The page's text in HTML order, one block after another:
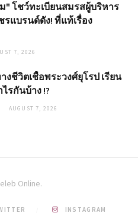
" โชว์ทะเบียนสมรสผู้บริหาร
แบรนด์ดัง! ที่แท้เรื่อง
7, 2026
งชีวิตเชื้อพระวงศ์ยุโรป เรียน
รกันบ้าง !?
AUGUST 7, 2026
Online.
INSTAGRAM